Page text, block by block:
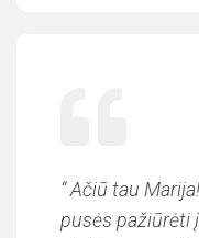
“Ačiū tau
pusės pažiūrėti